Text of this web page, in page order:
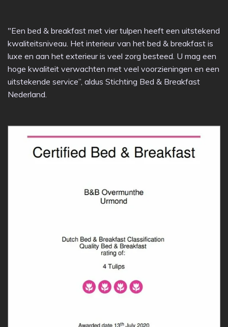
"Een bed & breakfast met vier tulpen heeft een uitstekend
kwaliteitsniveau. Het interieur van het bed & breakfast is
luxe en aan het exterieur is veel zorg besteed. U mag een
hoge kwaliteit verwachten met veel voorzieningen en een
uitstekende service”, aldus Stichting Bed & Breakfast
Nederland.